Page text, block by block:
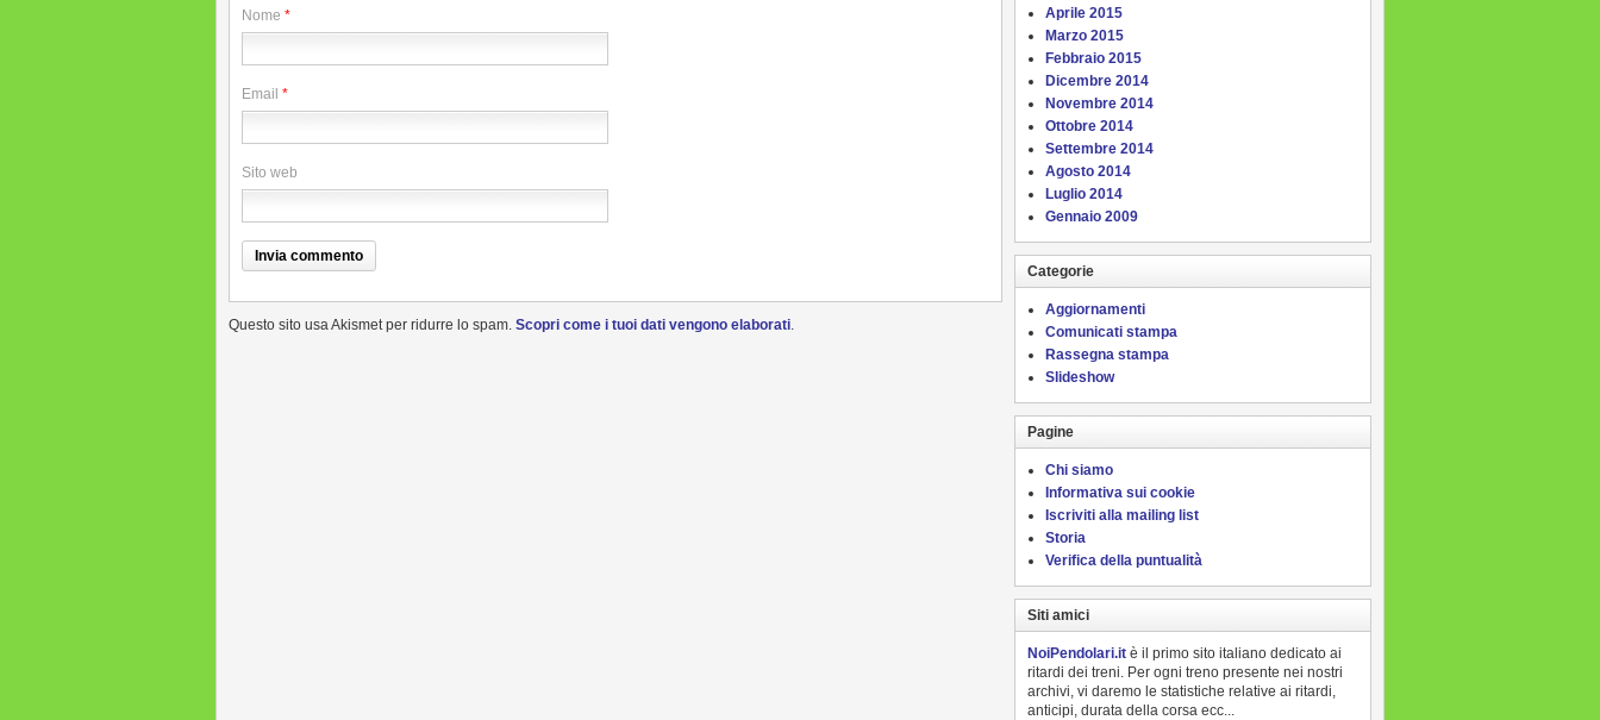
Nome *
Email *
Sito web
Questo sito usa Akismet per ridurre lo spam. Scopri come i tuoi dati vengono elaborati.
Aprile 2015
Marzo 2015
Febbraio 2015
Dicembre 2014
Novembre 2014
Ottobre 2014
Settembre 2014
Agosto 2014
Luglio 2014
Gennaio 2009
Categorie
Aggiornamenti
Comunicati stampa
Rassegna stampa
Slideshow
Pagine
Chi siamo
Informativa sui cookie
Iscriviti alla mailing list
Storia
Verifica della puntualità
Siti amici
NoiPendolari.it è il primo sito italiano dedicato ai
ritardi dei treni. Per ogni treno presente nei nostri
archivi, vi daremo le statistiche relative ai ritardi,
anticipi, durata della corsa ecc...